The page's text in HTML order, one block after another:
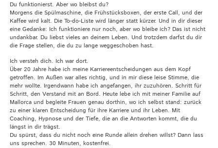
Du funktionierst. Aber wo bleibst du?
Morgens die Spülmaschine, die Frühstücksboxen, der erste Call, und der
Kaffee wird kalt. Die To-do-Liste wird länger statt kürzer. Und in dir dieser
eine Gedanke: Ich funktioniere nur noch, aber wo bleibe ich? Das ist nicht
undankbar. Du liebst vieles an deinem Leben. Und trotzdem darfst du dir
die Frage stellen, die du zu lange weggeschoben hast.
Ich versteh dich. Ich war dort.
Über 20 Jahre habe ich meine Karriereentscheidungen aus dem Kopf
getroffen. Im Außen war alles richtig, und in mir diese leise Stimme, die
mehr wollte. Irgendwann habe ich angefangen, ihr zuzuhören. Schritt für
Schritt, den Verstand mit an Bord. Heute lebe ich mit meiner Familie auf
Mallorca und begleite Frauen genau dorthin, wo ich selbst stand: zurück
zu einer klaren Entscheidung für ihre Karriere und ihr Leben. Mit
Coaching, Hypnose und der Tiefe, die an die Antworten kommt, die du
längst in dir trägst.
Du spürst, dass du nicht noch eine Runde allein drehen willst? Dann lass
uns sprechen. 30 Minuten, kostenfrei.